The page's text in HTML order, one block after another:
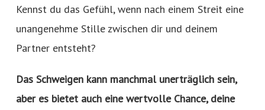
Kennst du das Gefühl, wenn nach einem Streit eine
unangenehme Stille zwischen dir und deinem
Partner entsteht?
Das Schweigen kann manchmal unerträglich sein,
aber es bietet auch eine wertvolle Chance, deine